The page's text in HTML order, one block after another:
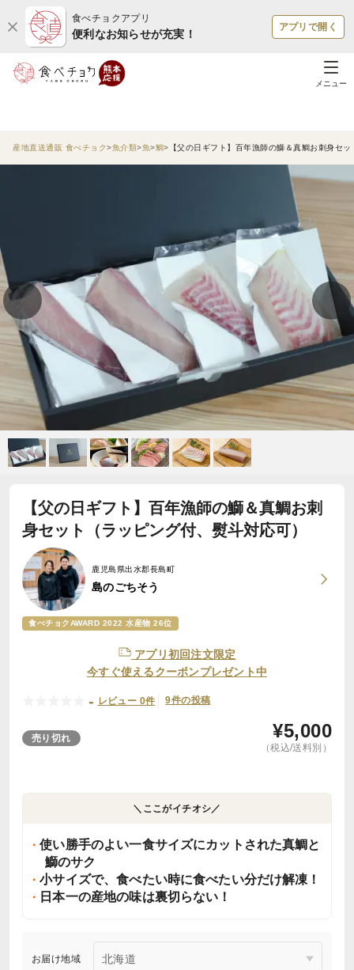
食べチョクアプリ
便利なお知らせが充実！
アプリで開く
メニュー
産地直送通販 食べチョク 魚介類 魚 鯛 【父の日ギフト】百年漁師の鰤＆真鯛お刺身セ
【父の日ギフト】百年漁師の鰤＆真鯛お刺
身セット（ラッピング付、熨斗対応可）
鹿児島県出水郡長島町
島のごちそう
食べチョクAWARD 2022 水産物 26位
アプリ初回注文限定
今すぐ使えるクーポンプレゼント中
- レビュー 0件 9件の投稿
売り切れ ¥5,000
（税込/送料別）
＼ここがイチオシ／
使い勝手のよい一食サイズにカットされた真鯛と
鰤のサク
小サイズで、食べたい時に食べたい分だけ解凍！
日本一の産地の味は裏切らない！
お届け地域